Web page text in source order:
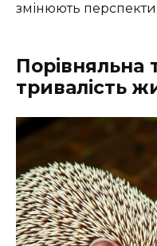
змінюють
Порівняльна
тривалість